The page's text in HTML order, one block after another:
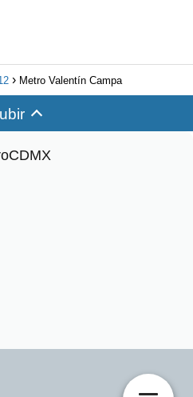
Metro Valentín Campa